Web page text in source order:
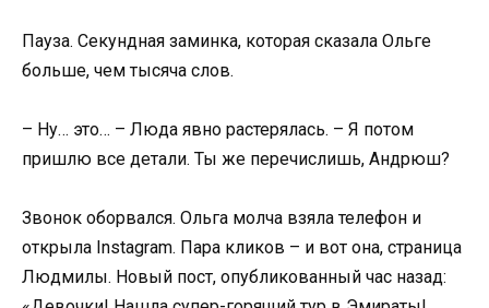
Пауза. Секундная заминка, которая сказала Ольге
больше, чем тысяча слов.
– Ну… это… – Люда явно растерялась. – Я потом
пришлю все детали. Ты же перечислишь, Андрюш?
Звонок оборвался. Ольга молча взяла телефон и
открыла Instagram. Пара кликов – и вот она, страница
Людмилы. Новый пост, опубликованный час назад: